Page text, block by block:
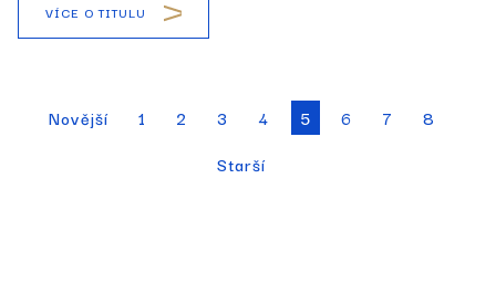
VÍCE O TITULU
Novější 1 2 3 4 5 6 7
8
Starší